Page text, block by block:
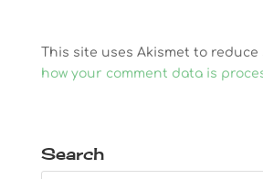
This site uses Akismet to reduce
how your comment data is
Search